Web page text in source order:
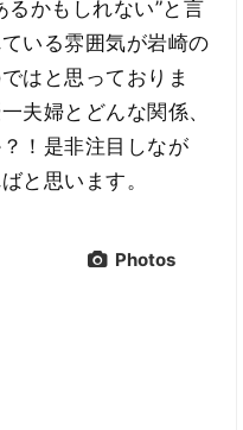
るかもしれない”と言
いる雰囲気が岩崎の
はと思っておりま
夫婦とどんな関係、
！是非注目しなが
と思います。
Photos